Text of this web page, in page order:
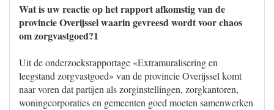
Wat is uw reactie op het rapport afkomstig van de
provincie Overijssel waarin gevreesd wordt voor chaos
om zorgvastgoed?1
Uit de onderzoeksrapportage «Extramuralisering en
leegstand zorgvastgoed» van de provincie Overijssel komt
naar voren dat partijen als zorginstellingen, zorgkantoren,
woningcorporaties en gemeenten goed moeten samenwerken